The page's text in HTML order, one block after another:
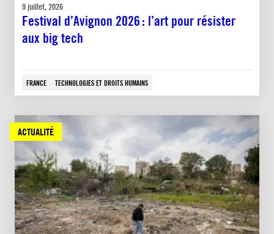
9 juillet, 2026
Festival d’Avignon 2026 : l’art pour résister
aux big tech
FRANCE TECHNOLOGIES ET DROITS HUMAINS
ACTUALITÉ